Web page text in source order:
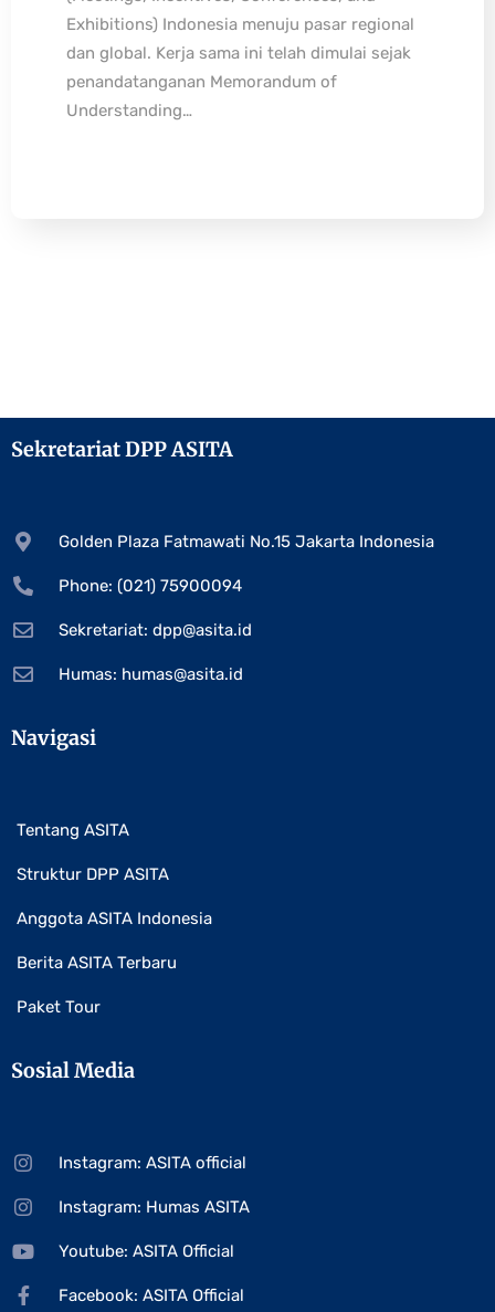
Exhibitions) Indonesia menuju pasar regional
dan global. Kerja sama ini telah dimulai sejak
penandatanganan Memorandum of
Understanding…
Sekretariat DPP ASITA
Golden Plaza Fatmawati No.15 Jakarta Indonesia
Phone: (021) 75900094
Sekretariat: dpp@asita.id
Humas: humas@asita.id
Navigasi
Tentang ASITA
Struktur DPP ASITA
Anggota ASITA Indonesia
Berita ASITA Terbaru
Paket Tour
Sosial Media
Instagram: ASITA official
Instagram: Humas ASITA
Youtube: ASITA Official
Facebook: ASITA Official